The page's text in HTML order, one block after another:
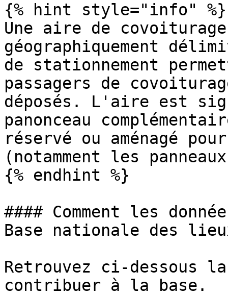
{% hint style="info" %}
Une aire de
géographiquement
de stationnement
passagers de
déposés. L'aire est
panonceau
réservé ou aménagé
(notamment les
{% endhint %}
#### Comment les
Base nationale des
Retrouvez ci-dessous
contribuer à la base.